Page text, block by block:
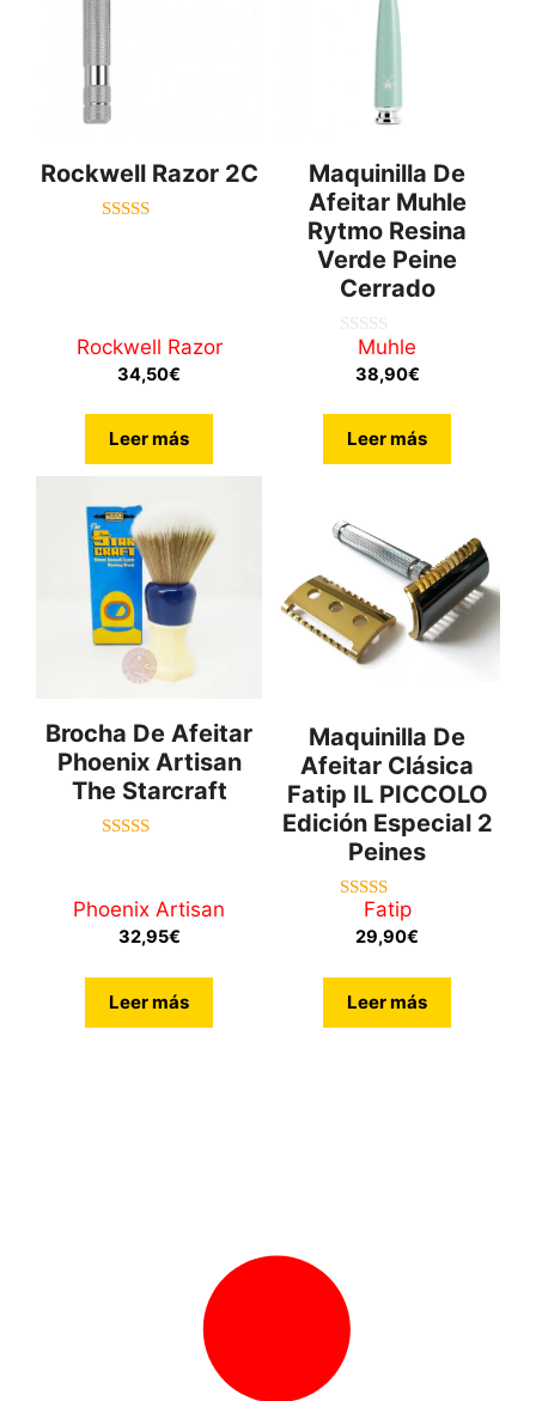
Rockwell Razor 2C
Rockwell Razor
34,50€
Leer más
Maquinilla De
Afeitar Muhle
Rytmo Resina
Verde Peine
Cerrado
Muhle
38,90€
Leer más
Brocha De Afeitar
Phoenix Artisan
The Starcraft
Phoenix Artisan
32,95€
Leer más
Maquinilla De
Afeitar Clásica
Fatip IL PICCOLO
Edición Especial 2
Peines
5.00
de 5
Fatip
29,90€
Leer más